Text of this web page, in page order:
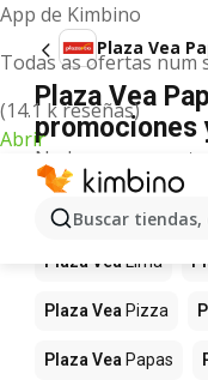
App de Kimbino
Todas as ofertas num
(14.1 k reseñas)
Abrir
Buscar
Plaza Vea
Plaza Vea
promociones
No hemos
término.
Más
Plaza VeaLima
Plaza Vea Pizza
Plaza Vea Papas